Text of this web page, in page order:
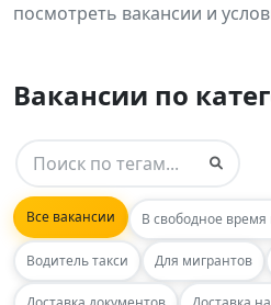
посмотреть вакансии и
Вакансии по
Все вакансии
Водитель такси Для мигрантов